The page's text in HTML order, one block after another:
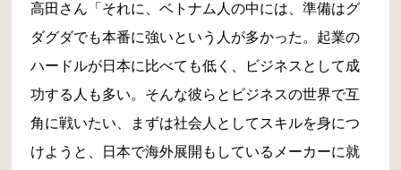
高田さん「それに、ベトナム人の中には、準備はグ
ダグダでも本番に強いという人が多かった。起業の
ハードルが日本に比べても低く、ビジネスとして成
功する人も多い。そんな彼らとビジネスの世界で互
角に戦いたい、まずは社会人としてスキルを身につ
けようと、日本で海外展開もしているメーカーに就